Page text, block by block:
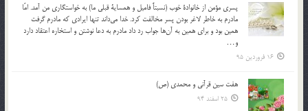
پسري مؤمن از خانوادة خوب (نسبتاً فاميل و همساية قبلي ما) به خواستگاري من آمد. امّا
مادرم به خاطر لاغر بودن پسر مخالفت كرد. خدا مي‌داند تنها ايرادي كه مادرم گرفت
همين بود و براي همين به آن‌ها جواب رد داد مادرم به دعا نوشتن و استخاره اعتقاد دارد
و…
16 فروردین 95
هفت سین قرآنی و محمدی (ص)
25 اسفند 94